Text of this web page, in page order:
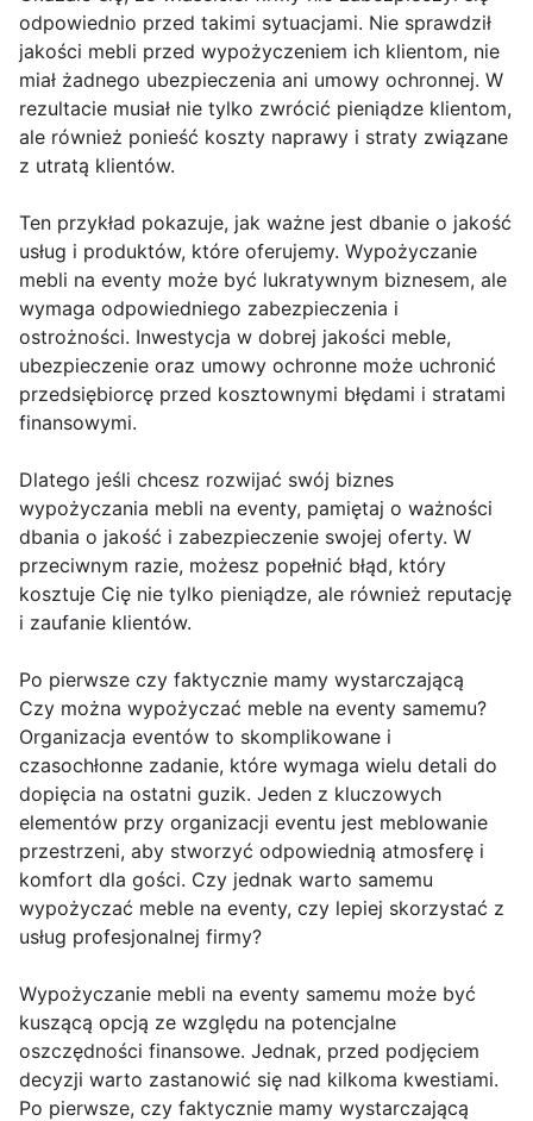
odpowiednio przed takimi sytuacjami. Nie sprawdził
jakości mebli przed wypożyczeniem ich klientom, nie
miał żadnego ubezpieczenia ani umowy ochronnej. W
rezultacie musiał nie tylko zwrócić pieniądze klientom,
ale również ponieść koszty naprawy i straty związane
z utratą klientów.
Ten przykład pokazuje, jak ważne jest dbanie o jakość
usług i produktów, które oferujemy. Wypożyczanie
mebli na eventy może być lukratywnym biznesem, ale
wymaga odpowiedniego zabezpieczenia i
ostrożności. Inwestycja w dobrej jakości meble,
ubezpieczenie oraz umowy ochronne może uchronić
przedsiębiorcę przed kosztownymi błędami i stratami
finansowymi.
Dlatego jeśli chcesz rozwijać swój biznes
wypożyczania mebli na eventy, pamiętaj o ważności
dbania o jakość i zabezpieczenie swojej oferty. W
przeciwnym razie, możesz popełnić błąd, który
kosztuje Cię nie tylko pieniądze, ale również reputację
i zaufanie klientów.
Po pierwsze czy faktycznie mamy wystarczającą
Czy można wypożyczać meble na eventy samemu?
Organizacja eventów to skomplikowane i
czasochłonne zadanie, które wymaga wielu detali do
dopięcia na ostatni guzik. Jeden z kluczowych
elementów przy organizacji eventu jest meblowanie
przestrzeni, aby stworzyć odpowiednią atmosferę i
komfort dla gości. Czy jednak warto samemu
wypożyczać meble na eventy, czy lepiej skorzystać z
usług profesjonalnej firmy?
Wypożyczanie mebli na eventy samemu może być
kuszącą opcją ze względu na potencjalne
oszczędności finansowe. Jednak, przed podjęciem
decyzji warto zastanowić się nad kilkoma kwestiami.
Po pierwsze, czy faktycznie mamy wystarczającą